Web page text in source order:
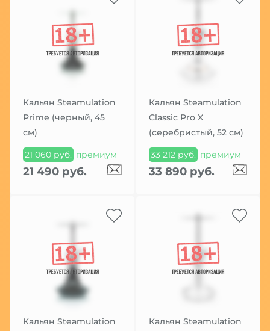
Кальян Steamulation
Prime (черный, 45
см)
21 060 руб. премиум
21 490 руб.
Кальян Steamulation
Classic Pro X
(серебристый, 52 см)
33 212 руб. премиум
33 890 руб.
Кальян Steamulation
Кальян Steamulation